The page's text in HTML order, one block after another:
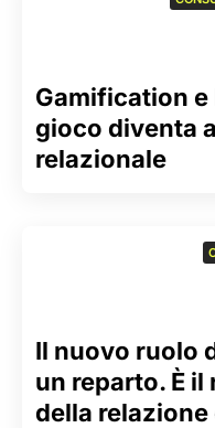
Gamification
gioco diventa
relazionale
Il nuovo ruolo
un reparto. È
della